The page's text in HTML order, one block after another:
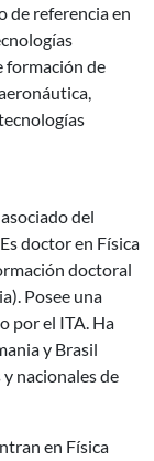
de referencia en
formación de
del
doctor en Física
doctoral
Posee una
por el ITA. Ha
y Brasil
nacionales de
en Física